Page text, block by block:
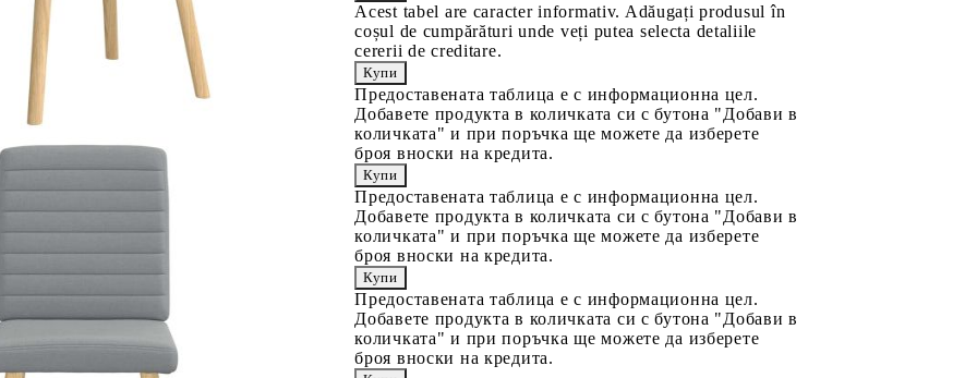
Acest tabel are caracter informativ. Adăugați produsul în
coșul de cumpărături unde veți putea selecta detaliile
cererii de creditare.
Предоставената таблица е с информационна цел.
Добавете продукта в количката си с бутона "Добави в
количката" и при поръчка ще можете да изберете
броя вноски на кредита.
Предоставената таблица е с информационна цел.
Добавете продукта в количката си с бутона "Добави в
количката" и при поръчка ще можете да изберете
броя вноски на кредита.
Предоставената таблица е с информационна цел.
Добавете продукта в количката си с бутона "Добави в
количката" и при поръчка ще можете да изберете
броя вноски на кредита.